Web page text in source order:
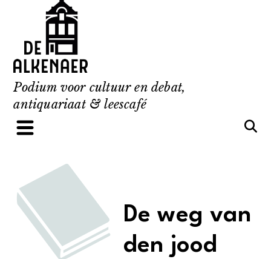
content
Podium voor cultuur en debat,
antiquariaat & leescafé
De weg van
den jood